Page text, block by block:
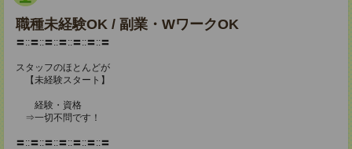
職種未経験OK / 副業・WワークOK
〓::〓::〓::〓::〓::〓::〓
スタッフのほとんどが
【未経験スタート】
経験・資格
⇒一切不問です！
〓::〓::〓::〓::〓::〓::〓